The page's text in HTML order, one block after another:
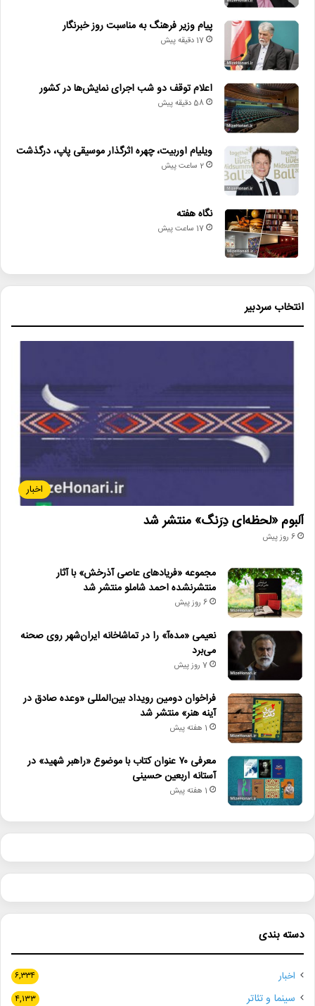
پیام وزیر فرهنگ به مناسبت روز خبرنگار
17 دقیقه پیش
اعلام توقف دو شب اجرای نمایش‌ها در کشور
58 دقیقه پیش
ویلیام اوربیت، چهره اثرگذار موسیقی پاپ، درگذشت
2 ساعت پیش
نگاه هفته
17 ساعت پیش
انتخاب سردبیر
اخبار
آلبوم «لحظه‌ای دِرَنگ» منتشر شد
6 روز پیش
مجموعه «فریادهای عاصی آذرخش» با آثار
منتشرنشده احمد شاملو منتشر شد
6 روز پیش
نعیمی «مده‌آ» را در تماشاخانه ایران‌شهر روی صحنه
می‌برد
7 روز پیش
فراخوان دومین رویداد بین‌المللی «وعده صادق در
آینه هنر» منتشر شد
1 هفته پیش
معرفی ۷۰ عنوان کتاب با موضوع «راهبر شهید» در
آستانه اربعین حسینی
1 هفته پیش
دسته بندی
اخبار ۶,۳۳۴
سینما و تئاتر ۴,۱۳۳